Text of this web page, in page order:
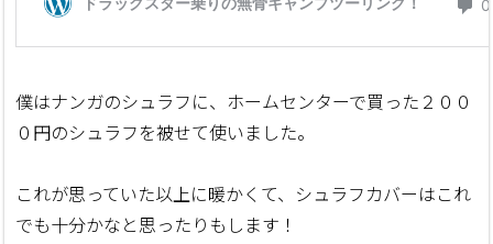
僕はナンガのシュラフに、ホームセンターで買った２００
０円のシュラフを被せて使いました。
これが思っていた以上に暖かくて、シュラフカバーはこれ
でも十分かなと思ったりもします！